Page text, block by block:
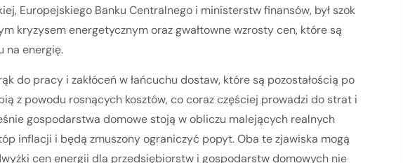
Europejskiego Banku Centralnego i ministerstw finansów, był szok
kryzysem energetycznym oraz gwałtowne wzrosty cen, które są
na energię.
do pracy i zakłóceń w łańcuchu dostaw, które są pozostałością po
z powodu rosnących kosztów, co coraz częściej prowadzi do strat i
gospodarstwa domowe stoją w obliczu malejących realnych
inflacji i będą zmuszony ograniczyć popyt. Oba te zjawiska mogą
cen energii dla przedsiębiorstw i gospodarstw domowych nie